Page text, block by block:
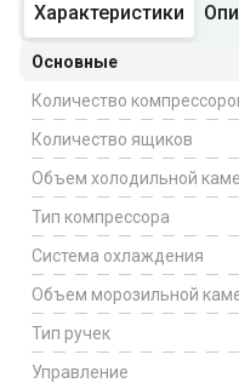
Характеристики
Основные
Количество
Количество ящиков
Объем холодильной
Тип компрессора
Система охлаждения
Объем морозильной
Тип ручек
Управление